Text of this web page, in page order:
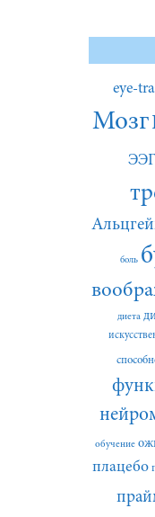
eye-
Мозг
ЭЭГ
боль
диета
обучение
плацебо